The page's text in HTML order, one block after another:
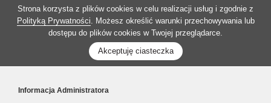
Strona korzysta z plików cookies w celu realizacji usług i zgodnie z
Polityką Prywatności. Możesz określić warunki przechowywania lub
dostępu do plików cookies w Twojej przeglądarce.
Akceptuję ciasteczka
Informacja Administratora